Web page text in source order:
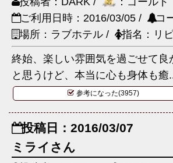
ご利用日時：2016/03/05 /
コ
場所：ラブホテル /
指名：リ
終始、楽しい雰囲気を過ごせて
と思うけど、本当に心も身体も癒
参考になった(3957)
投稿日：2016/03/07
ミライさん